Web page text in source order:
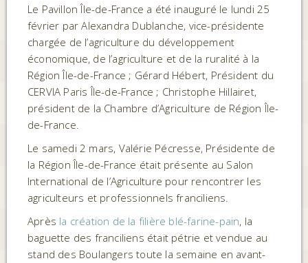
Le Pavillon Île-de-France a été inauguré le lundi 25
février par Alexandra Dublanche, vice-présidente
chargée de l’agriculture du développement
économique, de l’agriculture et de la ruralité à la
Région Île-de-France ; Gérard Hébert, Président du
CERVIA Paris Île-de-France ; Christophe Hillairet,
président de la Chambre d’Agriculture de Région Île-
de-France.
Le samedi 2 mars, Valérie Pécresse, Présidente de
la Région Île-de-France était présente au Salon
International de l’Agriculture pour rencontrer les
agriculteurs et professionnels franciliens.
Après la création de la filière blé-farine-pain, la
baguette des franciliens était pétrie et vendue au
stand des Boulangers toute la semaine en avant-